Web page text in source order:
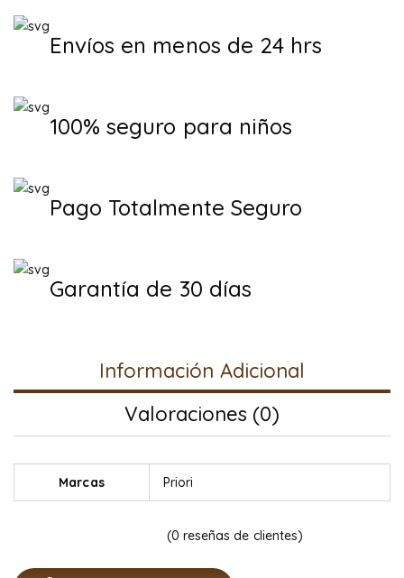
Envíos en menos de 24 hrs
100% seguro para niños
Pago Totalmente Seguro
Garantía de 30 días
Información Adicional
Valoraciones (0)
Marcas Priori
(0 reseñas de clientes)